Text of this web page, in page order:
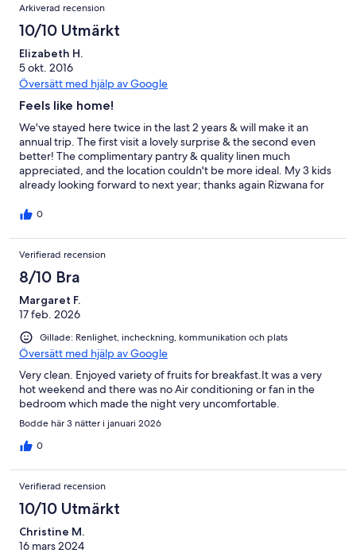
Arkiverad recension
10/10 Utmärkt
Elizabeth H.
5 okt. 2016
Översätt med hjälp av Google
Feels like home!
We've stayed here twice in the last 2 years & will make it an
annual trip. The first visit a lovely surprise & the second even
better! The complimentary pantry & quality linen much
appreciated, and the location couldn't be more ideal. My 3 kids
already looking forward to next year; thanks again Rizwana for
0
Verifierad recension
8/10 Bra
Margaret F.
17 feb. 2026
Gillade: Renlighet, incheckning, kommunikation och plats
Översätt med hjälp av Google
Very clean. Enjoyed variety of fruits for breakfast.It was a very
hot weekend and there was no Air conditioning or fan in the
bedroom which made the night very uncomfortable.
Bodde här 3 nätter i januari 2026
0
Verifierad recension
10/10 Utmärkt
Christine M.
16 mars 2024